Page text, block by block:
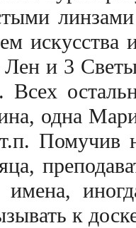
и 3
Всех
одна
Помучив
имена,
к